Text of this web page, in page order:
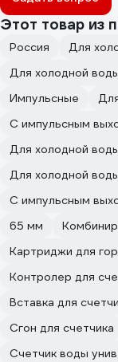
Этот товар из
Россия Для
Для холодной
Импульсные
С импульсным
Для холодной
Для холодной
С импульсным
65 мм
Картриджи для
Контролер для
Вставка для
Сгон для счетчика
Счетчик воды